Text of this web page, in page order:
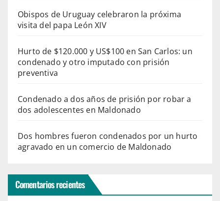
Obispos de Uruguay celebraron la próxima
visita del papa León XIV
Hurto de $120.000 y US$100 en San Carlos: un
condenado y otro imputado con prisión
preventiva
Condenado a dos años de prisión por robar a
dos adolescentes en Maldonado
Dos hombres fueron condenados por un hurto
agravado en un comercio de Maldonado
Comentarios recientes